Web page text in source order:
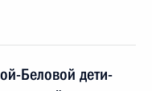
Беловой дети-